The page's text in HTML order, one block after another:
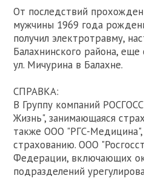
От последствий
мужчины 1969 года
получил электротравму,
Балахнинского района,
ул. Мичурина в Балахне.
СПРАВКА:
В Группу компаний
Жизнь", занимающаяся
также ООО "РГС-
страхованию. ООО
Федерации, включающих
подразделений